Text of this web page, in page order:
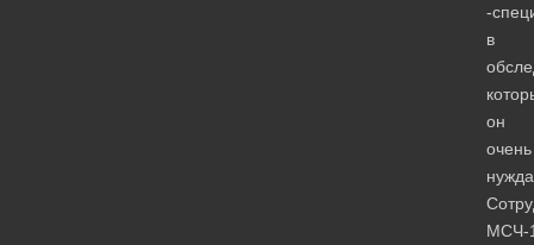
-
в
он
очень
МСЧ-